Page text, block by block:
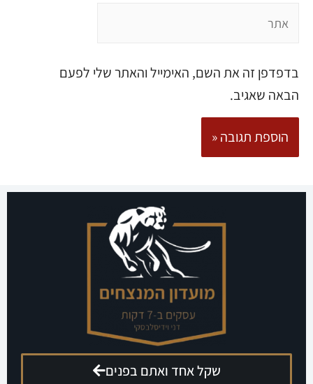
בדפדפן זה את השם, האימייל והאתר שלי לפעם
הבאה שאגיב.
שקל אחד ואתם בפנים